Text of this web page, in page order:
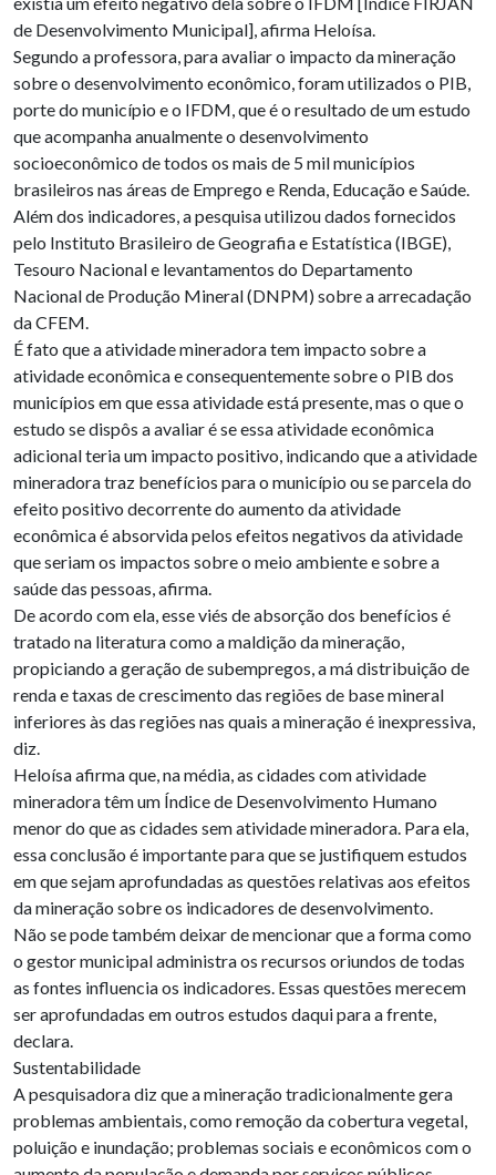
de Desenvolvimento Municipal], afirma Heloísa.
Segundo a professora, para avaliar o impacto da mineração
sobre o desenvolvimento econômico, foram utilizados o PIB,
porte do município e o IFDM, que é o resultado de um estudo
que acompanha anualmente o desenvolvimento
socioeconômico de todos os mais de 5 mil municípios
brasileiros nas áreas de Emprego e Renda, Educação e Saúde.
Além dos indicadores, a pesquisa utilizou dados fornecidos
pelo Instituto Brasileiro de Geografia e Estatística (IBGE),
Tesouro Nacional e levantamentos do Departamento
Nacional de Produção Mineral (DNPM) sobre a arrecadação
da CFEM.
É fato que a atividade mineradora tem impacto sobre a
atividade econômica e consequentemente sobre o PIB dos
municípios em que essa atividade está presente, mas o que o
estudo se dispôs a avaliar é se essa atividade econômica
adicional teria um impacto positivo, indicando que a atividade
mineradora traz benefícios para o município ou se parcela do
efeito positivo decorrente do aumento da atividade
econômica é absorvida pelos efeitos negativos da atividade
que seriam os impactos sobre o meio ambiente e sobre a
saúde das pessoas, afirma.
De acordo com ela, esse viés de absorção dos benefícios é
tratado na literatura como a maldição da mineração,
propiciando a geração de subempregos, a má distribuição de
renda e taxas de crescimento das regiões de base mineral
inferiores às das regiões nas quais a mineração é inexpressiva,
diz.
Heloísa afirma que, na média, as cidades com atividade
mineradora têm um Índice de Desenvolvimento Humano
menor do que as cidades sem atividade mineradora. Para ela,
essa conclusão é importante para que se justifiquem estudos
em que sejam aprofundadas as questões relativas aos efeitos
da mineração sobre os indicadores de desenvolvimento.
Não se pode também deixar de mencionar que a forma como
o gestor municipal administra os recursos oriundos de todas
as fontes influencia os indicadores. Essas questões merecem
ser aprofundadas em outros estudos daqui para a frente,
declara.
Sustentabilidade
A pesquisadora diz que a mineração tradicionalmente gera
problemas ambientais, como remoção da cobertura vegetal,
poluição e inundação; problemas sociais e econômicos com o